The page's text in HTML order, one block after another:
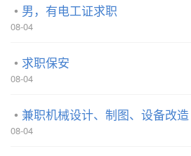
男，有电工证求职
08-04
求职保安
08-04
兼职机械设计、制图、设备改造
08-04